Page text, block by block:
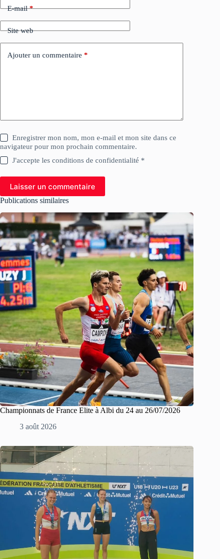
E-mail*
Site web
Ajouter un commentaire *
Enregistrer mon nom, mon e-mail et mon site dans ce
navigateur pour mon prochain commentaire.
J'accepte les conditions de confidentialité *
Laisser un commentaire
Publications similaires
Championnats de France Elite à Albi du 24 au 26/07/2026
3 août 2026